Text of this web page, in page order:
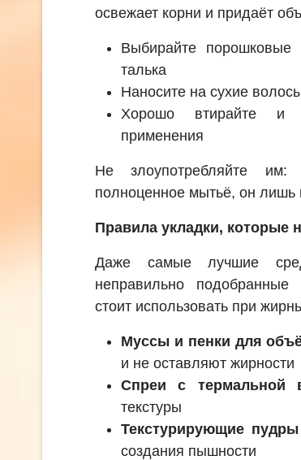
освежает корни и придаёт
Выбирайте
талька
Наносите на сухие
Хорошо втирайте и
применения
Не злоупотребляйте
полноценное мытьё, он лишь
Правила укладки, которые
Даже самые лучшие
неправильно
стоит использовать при
Муссы и пенки для
и не оставляют жирности
Спреи с термальной
текстуры
Текстурирующие
создания пышности